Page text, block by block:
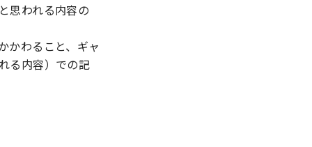
思われる内容の
かわること、ギャ
る内容）での記